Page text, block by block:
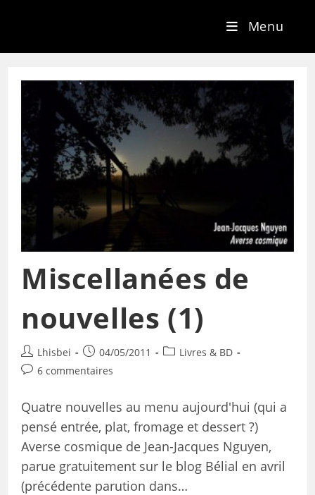
Menu
Miscellanées de
nouvelles (1)
Lhisbei 04/05/2011
Livres & BD
6 commentaires
Quatre nouvelles au menu aujourd'hui (qui a
pensé entrée, plat, fromage et dessert ?)
Averse cosmique de Jean-Jacques Nguyen,
parue gratuitement sur le blog Bélial en avril
(précédente parution dans…